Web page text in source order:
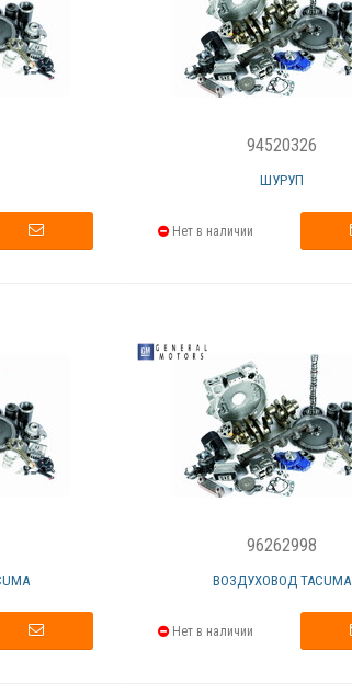
94520326
ШУРУП
Нет в наличии
96262998
ВОЗДУХОВОД TACUMA
Нет в наличии